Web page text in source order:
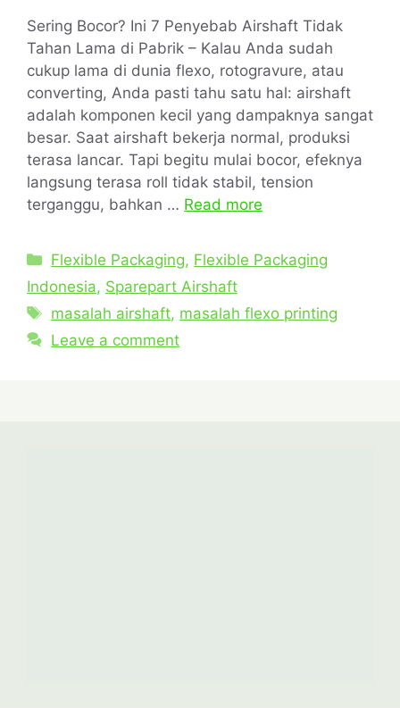
Sering Bocor? Ini 7 Penyebab Airshaft Tidak
Tahan Lama di Pabrik – Kalau Anda sudah
cukup lama di dunia flexo, rotogravure, atau
converting, Anda pasti tahu satu hal: airshaft
adalah komponen kecil yang dampaknya sangat
besar. Saat airshaft bekerja normal, produksi
terasa lancar. Tapi begitu mulai bocor, efeknya
langsung terasa roll tidak stabil, tension
terganggu, bahkan … Read more
Flexible Packaging, Flexible Packaging
Indonesia, Sparepart Airshaft
masalah airshaft, masalah flexo printing
Leave a comment